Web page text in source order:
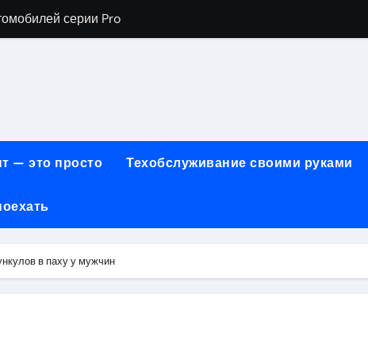
серии Pro
сервиса, наращивания ресниц и депиляции
огнезащиты металла: нанесение при -15°C внутри
по безопасности, производительности и типам доступа
и японских грузовых автомобилей
— это просто Техобслуживание своими руками
в паху у мужчин